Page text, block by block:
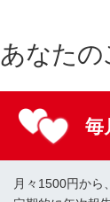
あなたの
毎
月々1500円から